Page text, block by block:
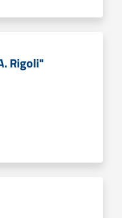
Rigoli"